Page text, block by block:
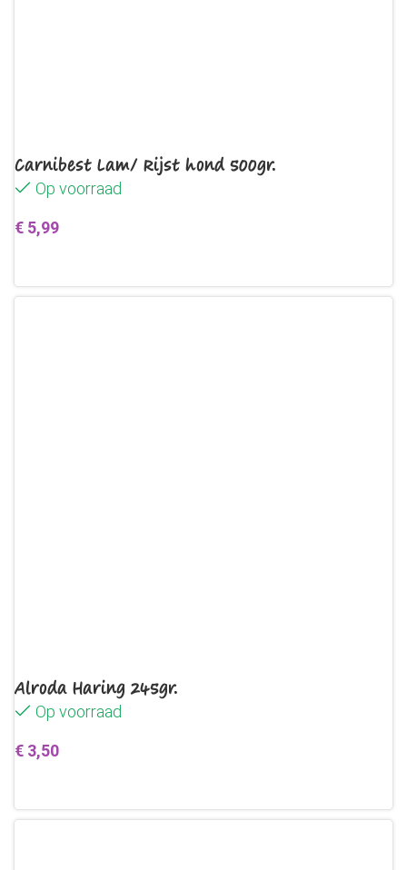
Carnibest Lam/ Rijst hond 500gr.
Op voorraad
€ 5,99
Alroda Haring 245gr.
Op voorraad
€ 3,50